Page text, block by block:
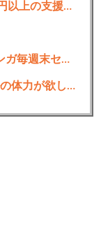
【朗報】ヒカキンなんと「実質200万円以上の支援物資」を寄付してしまう
AmazonのアツさMax！心も踊る「マンガ毎週末セール（50%還元）」2日目襲来！【📦】
令和の日本人「別にアスリートレベルの体力が欲しい訳じゃない。8時間仕事して夜にちょっとした自炊できて風呂入れたらいい」